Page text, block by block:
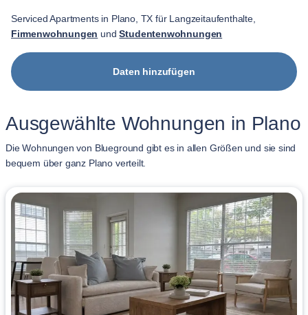
Serviced Apartments in Plano, TX für Langzeitaufenthalte,
Firmenwohnungen undStudentenwohnungen
Daten hinzufügen
Ausgewählte Wohnungen in Plano
Die Wohnungen von Blueground gibt es in allen Größen und sie sind
bequem über ganz Plano verteilt.